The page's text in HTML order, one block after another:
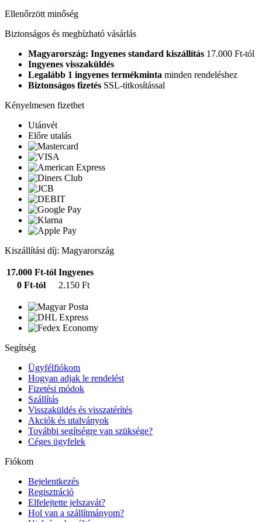
Ellenőrzött minőség
Biztonságos és megbízható vásárlás
Magyarország: Ingyenes standard kiszállítás 17.000 Ft-tól
Ingyenes visszaküldés
Legalább 1 ingyenes termékminta minden rendeléshez
Biztonságos fizetés SSL-titkosítással
Kényelmesen fizethet
Utánvét
Előre utalás
Kiszállítási díj: Magyarország
17.000 Ft-tól Ingyenes
0 Ft-tól
2.150 Ft
Segítség
Ügyfélfiókom
Hogyan adjak le rendelést
Fizetési módok
Szállítás
Visszaküldés és visszatérítés
Akciók és utalványok
További segítségre van szüksége?
Céges ügyfelek
Fiókom
Bejelentkezés
Regisztráció
Elfelejtette jelszavát?
Hol van a szállítmányom?